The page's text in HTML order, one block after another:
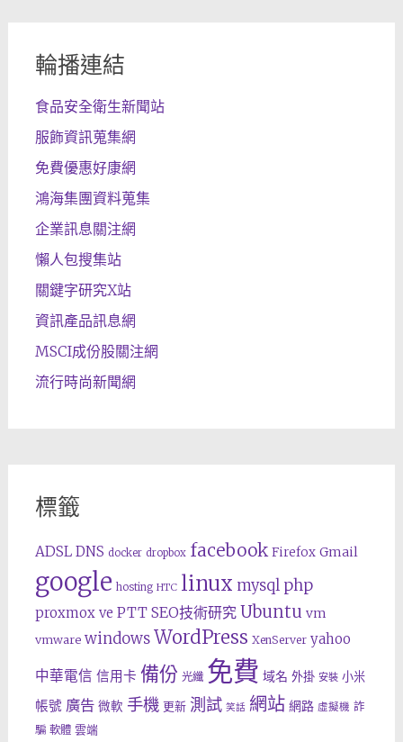
輪播連結
食品安全衛生新聞站
服飾資訊蒐集網
免費優惠好康網
鴻海集團資料蒐集
企業訊息關注網
懶人包搜集站
關鍵字研究X站
資訊產品訊息網
MSCI成份股關注網
流行時尚新聞網
標籤
ADSL DNS docker dropbox facebook Firefox Gmail
google hosting HTC linux mysql php
proxmox ve PTT SEO技術研究 Ubuntu vm
vmware windows WordPress XenServer yahoo
中華電信 信用卡 備份 光纖 免費 域名 外掛 安裝 小米
帳號 廣告 微軟 手機 更新 測試 笑話 網站 網路 虛擬機 詐
騙 軟體 雲端